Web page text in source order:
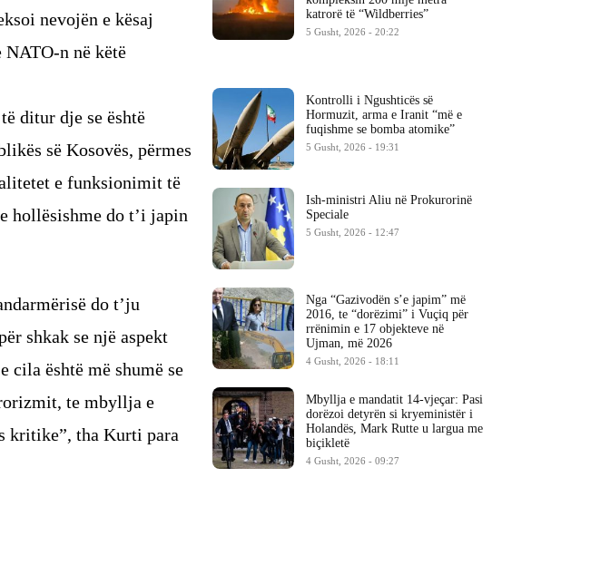
nevojën e kësaj
n në këtë
ditur dje se është
së Kosovës, përmes
e funksionimit të
hollësishme do t’i japin
do t’ju
shkak se një aspekt
cila është më shumë se
te mbyllja e
kritike”, tha Kurti para
katrorë të “Wildberries”
5 Gusht, 2026 - 20:22
Kontrolli i Ngushticës së
Hormuzit, arma e Iranit “më e
fuqishme se bomba atomike”
5 Gusht, 2026 - 19:31
Ish-ministri ​Aliu në Prokurorinë
Speciale
5 Gusht, 2026 - 12:47
Nga “Gazivodën s’e japim” më
2016, te “dorëzimi” i Vuçiq për
rrënimin e 17 objekteve në
Ujman, më 2026
4 Gusht, 2026 - 18:11
Mbyllja e mandatit 14-vjeçar: Pasi
dorëzoi detyrën si kryeministër i
Holandës, Mark Rutte u largua me
biçikletë
4 Gusht, 2026 - 09:27